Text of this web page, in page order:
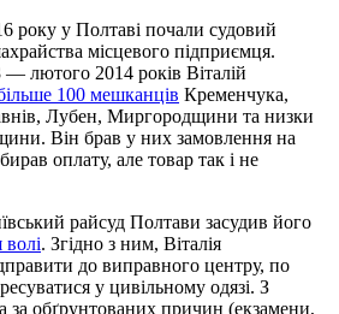
року у Полтаві почали судовий
місцевого підприємця.
лютого 2014 років Віталій
100 мешканців Кременчука,
Лубен, Миргородщини та низки
Він брав у них замовлення на
оплату, але товар так і не
райсуд Полтави засудив його
. Згідно з ним, Віталія
до виправного центру, по
у цивільному одязі. З
за обґрунтованих причин (екзамени,